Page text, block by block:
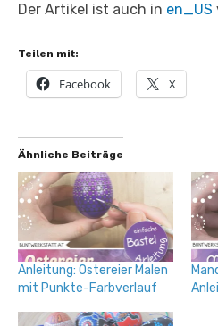
Der Artikel ist auch in en_US
Teilen mit:
Facebook X
Ähnliche Beiträge
Anleitung: Ostereier Malen
mit Punkte-Farbverlauf